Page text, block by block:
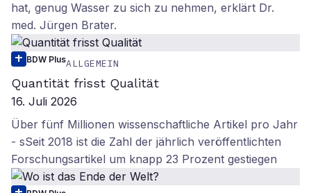
hat, genug Wasser zu sich zu nehmen, erklärt Dr.
med. Jürgen Brater.
BDW PlusALLGEMEIN
Quantität frisst Qualität
16. Juli 2026
Über fünf Millionen wissenschaftliche Artikel pro Jahr
- sSeit 2018 ist die Zahl der jährlich veröffentlichten
Forschungsartikel um knapp 23 Prozent gestiegen